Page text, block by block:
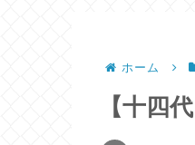
ホーム
【十四